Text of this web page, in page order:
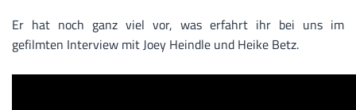
Er hat noch ganz viel vor, was erfahrt ihr bei uns im
gefilmten Interview mit Joey Heindle und Heike Betz.